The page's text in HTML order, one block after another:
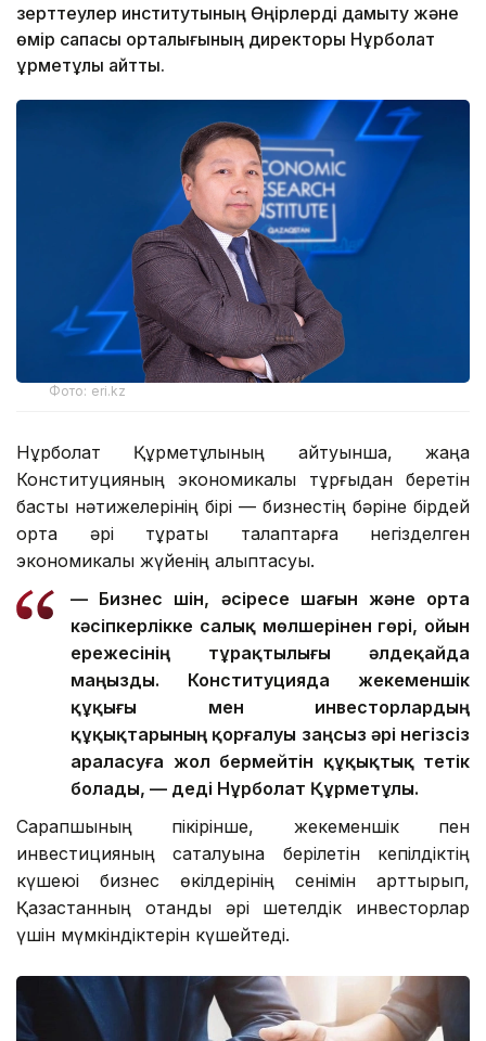
зерттеулер институтының Өңірлерді дамыту және
өмір сапасы орталығының директоры Нұрболат
Құрметұлы айтты.
Фото: eri.kz
Нұрболат Құрметұлының айтуынша, жаңа
Конституцияның экономикалық тұрғыдан беретін
басты нәтижелерінің бірі — бизнестің бәріне бірдей
ортақ әрі тұрақты талаптарға негізделген
экономикалық жүйенің қалыптасуы.
— Бизнес үшін, әсіресе шағын және орта
кәсіпкерлікке салық мөлшерінен гөрі, ойын
ережесінің тұрақтылығы әлдеқайда
маңызды. Конституцияда жекеменшік
құқығы мен инвесторлардың
құқықтарының қорғалуы заңсыз әрі негізсіз
араласуға жол бермейтін құқықтық тетік
болады, — деді Нұрболат Құрметұлы.
Сарапшының пікірінше, жекеменшік пен
инвестицияның сақталуына берілетін кепілдіктің
күшеюі бизнес өкілдерінің сенімін арттырып,
Қазақстанның отандық әрі шетелдік инвесторлар
үшін мүмкіндіктерін күшейтеді.